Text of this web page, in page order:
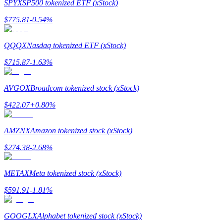
Rehber
SPYXSP500 tokenized ETF (xStock)
$775.81-0.54%
QQQXNasdaq tokenized ETF (xStock)
$715.87-1.63%
AVGOXBroadcom tokenized stock (xStock)
$422.07+0.80%
AMZNXAmazon tokenized stock (xStock)
$274.38-2.68%
METAXMeta tokenized stock (xStock)
$591.91-1.81%
GOOGLXAlphabet tokenized stock (xStock)